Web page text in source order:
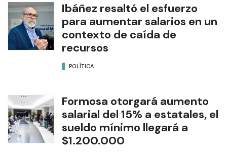
Ibáñez resaltó el esfuerzo
para aumentar salarios en un
contexto de caída de
recursos
POLÍTICA
Formosa otorgará aumento
salarial del 15% a estatales, el
sueldo mínimo llegará a
$1.200.000